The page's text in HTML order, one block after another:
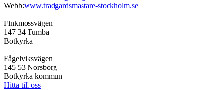
Webb:www.tradgardsmastare-stockholm.se
Finkmossvägen
147 34 Tumba
Botkyrka
Fågelviksvägen
145 53 Norsborg
Botkyrka kommun
Hitta till oss